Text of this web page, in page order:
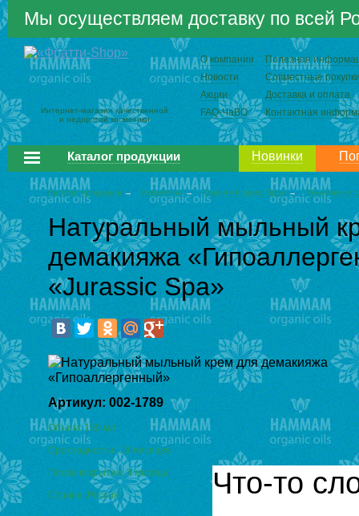
Мы осуществляем доставку по всей
Интернет-магазин качественной
и недорогой косметики
О компании
Новости
Акции
FAQ-ЧаВО
Полезная
Совместные
Доставка и оплата
Контактная
Каталог продукции Новинки
Каталог продукции → Косметика→ Серия «Jurassic Spa»→ Умывание и
Натуральный мыльный
демакияжа
«Jurassic Spa»
Артикул: 002-1789
Объем: 150 мл
Срок годности: 18 месяцев
После вскрытия: 4 месяца
Страна: Россия
Что-то